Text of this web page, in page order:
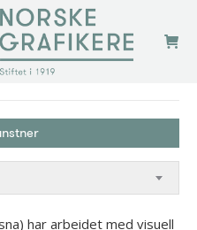
har arbeidet med visuell